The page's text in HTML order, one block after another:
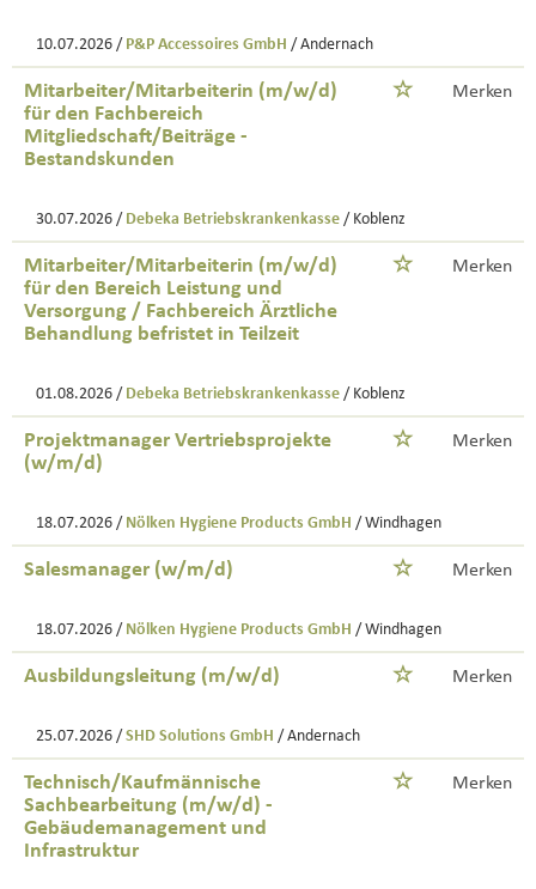
10.07.2026 / P&P Accessoires GmbH / Andernach
Mitarbeiter/Mitarbeiterin (m/w/d)
für den Fachbereich
Mitgliedschaft/Beiträge -
Bestandskunden
Merken
30.07.2026 / Debeka Betriebskrankenkasse / Koblenz
Mitarbeiter/Mitarbeiterin (m/w/d)
für den Bereich Leistung und
Versorgung / Fachbereich Ärztliche
Behandlung befristet in Teilzeit
Merken
01.08.2026 / Debeka Betriebskrankenkasse / Koblenz
Projektmanager Vertriebsprojekte
(w/m/d)
Merken
18.07.2026 / Nölken Hygiene Products GmbH / Windhagen
Salesmanager (w/m/d) Merken
18.07.2026 / Nölken Hygiene Products GmbH / Windhagen
Ausbildungsleitung (m/w/d) Merken
25.07.2026 / SHD Solutions GmbH / Andernach
Technisch/Kaufmännische
Sachbearbeitung (m/w/d) -
Gebäudemanagement und
Infrastruktur
Merken